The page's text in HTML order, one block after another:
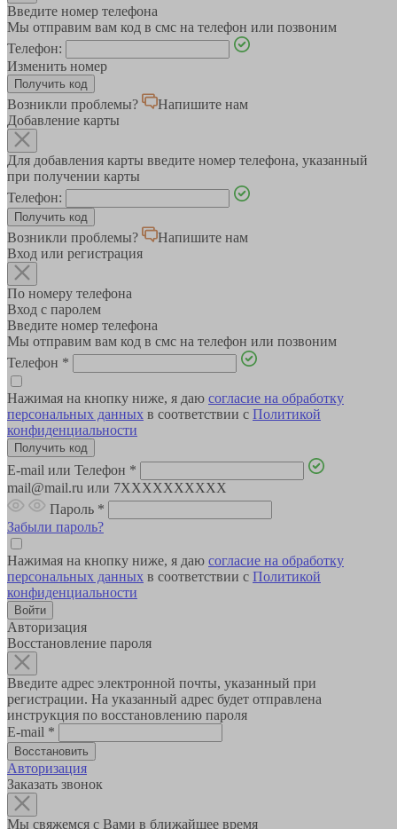
Введите номер телефона
Мы отправим вам код в смс на телефон или позвоним
Телефон:
Изменить номер
Возникли проблемы?
Напишите нам
Добавление карты
Для добавления карты введите номер телефона, указанный
при получении карты
Телефон:
Возникли проблемы?
Напишите нам
Вход или регистрация
По номеру телефона
Вход с паролем
Введите номер телефона
Мы отправим вам код в смс на телефон или позвоним
Телефон *
Нажимая на кнопку ниже, я даю согласие на обработку
персональных данных в соответствии с Политикой
конфиденциальности
E-mail или Телефон *
mail@mail.ru или 7XXXXXXXXXX
Пароль *
Забыли пароль?
Нажимая на кнопку ниже, я даю согласие на обработку
персональных данных в соответствии с Политикой
конфиденциальности
Авторизация
Восстановление пароля
Введите адрес электронной почты, указанный при
регистрации. На указанный адрес будет отправлена
инструкция по восстановлению пароля
E-mail *
Авторизация
Заказать звонок
Мы свяжемся с Вами в ближайшее время